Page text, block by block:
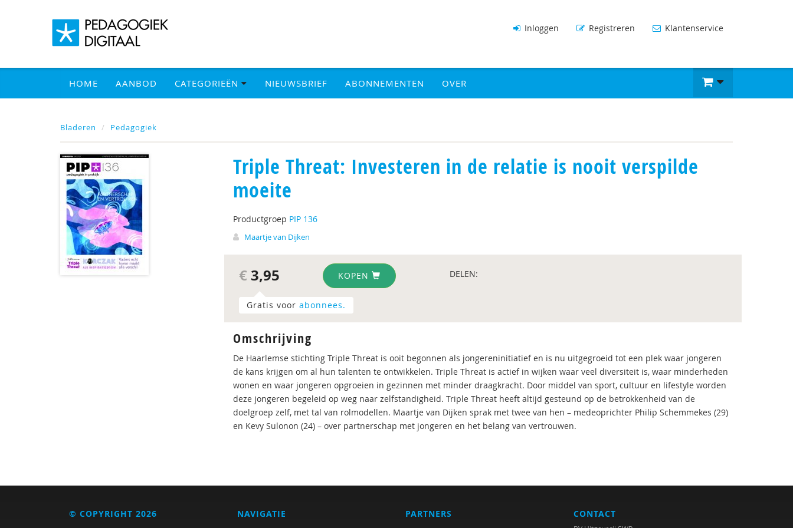
Inloggen Registreren Klantenservice
HOME AANBOD CATEGORIEËN NIEUWSBRIEF ABONNEMENTEN OVER
Bladeren Pedagogiek
Triple Threat: Investeren in de relatie is nooit verspilde
moeite
Productgroep PIP 136
Maartje van Dijken
€ 3,95 KOPEN DELEN:
Gratis voor abonnees.
Omschrijving
De Haarlemse stichting Triple Threat is ooit begonnen als jongereninitiatief en is nu uitgegroeid tot een plek waar jongeren
de kans krijgen om al hun talenten te ontwikkelen. Triple Threat is actief in wijken waar veel diversiteit is, waar minderheden
wonen en waar jongeren opgroeien in gezinnen met minder draagkracht. Door middel van sport, cultuur en lifestyle worden
deze jongeren begeleid op weg naar zelfstandigheid. Triple Threat heeft altijd gesteund op de betrokkenheid van de
doelgroep zelf, met tal van rolmodellen. Maartje van Dijken sprak met twee van hen – medeoprichter Philip Schemmekes (29)
en Kevy Sulonon (24) – over partnerschap met jongeren en het belang van vertrouwen.
© COPYRIGHT 2026 NAVIGATIE PARTNERS CONTACT